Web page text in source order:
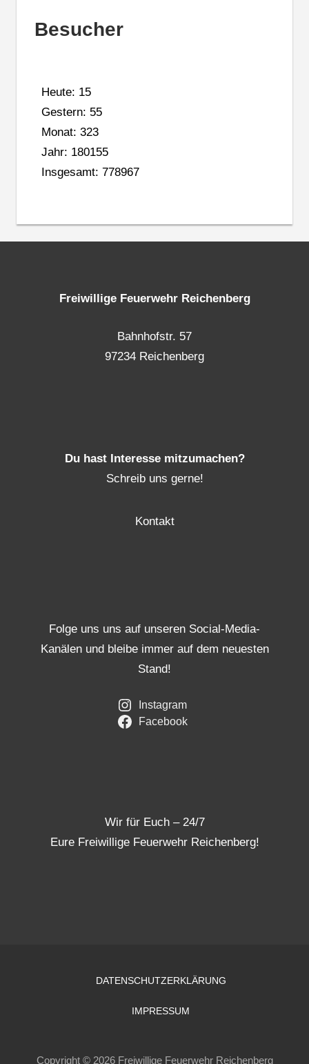
Besucher
Heute: 15
Gestern: 55
Monat: 323
Jahr: 180155
Insgesamt: 778967
Freiwillige Feuerwehr Reichenberg
Bahnhofstr. 57
97234 Reichenberg
Du hast Interesse mitzumachen?
Schreib uns gerne!
Kontakt
Folge uns uns auf unseren Social-Media-
Kanälen und bleibe immer auf dem neuesten
Stand!
Instagram
Facebook
Wir für Euch – 24/7
Eure Freiwillige Feuerwehr Reichenberg!
DATENSCHUTZERKLÄRUNG
IMPRESSUM
Copyright © 2026 Freiwillige Feuerwehr Reichenberg